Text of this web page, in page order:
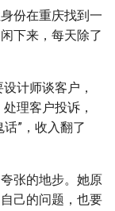
份在重庆找到一
下来，每天除了
计师谈客户，
理客户投诉，
”，收入翻了
张的地步。她原
己的问题，也要